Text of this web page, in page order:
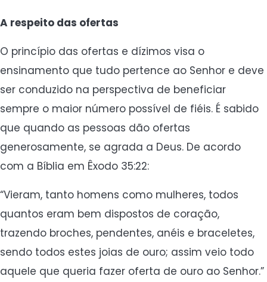
A respeito das ofertas
O princípio das ofertas e dízimos visa o
ensinamento que tudo pertence ao Senhor e deve
ser conduzido na perspectiva de beneficiar
sempre o maior número possível de fiéis. É sabido
que quando as pessoas dão ofertas
generosamente, se agrada a Deus. De acordo
com a Bíblia em Êxodo 35:22:
“Vieram, tanto homens como mulheres, todos
quantos eram bem dispostos de coração,
trazendo broches, pendentes, anéis e braceletes,
sendo todos estes joias de ouro; assim veio todo
aquele que queria fazer oferta de ouro ao Senhor.”